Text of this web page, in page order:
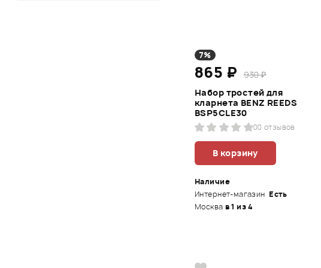
7%
865 ₽
930 ₽
Набор тростей для
кларнета BENZ REEDS
BSP5CLE30
00 отзывов
В корзину
Наличие
Интернет-магазин Есть
Москва в 1 из 4